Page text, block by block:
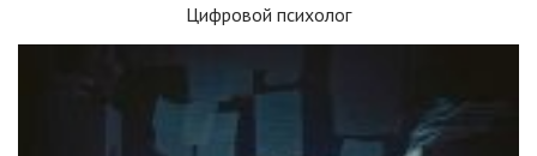
Цифровой психолог